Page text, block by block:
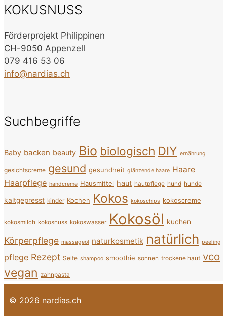
KOKUSNUSS
Förderprojekt Philippinen
CH-9050 Appenzell
079 416 53 06
info@nardias.ch
Suchbegriffe
Baby backen beauty Bio biologisch DIY ernährung
gesichtscreme gesund gesundheit glänzende haare Haare
Haarpflege handcreme Hausmittel haut hautpflege hund hunde
kaltgepresst kinder Kochen Kokos kokoschips kokoscreme
kokosmilch kokosnuss kokoswasser Kokosöl kuchen
Körperpflege massageöl naturkosmetik natürlich peeling
pflege Rezept Seife shampoo smoothie sonnen trockene haut vco
vegan zahnpasta
© 2026 nardias.ch